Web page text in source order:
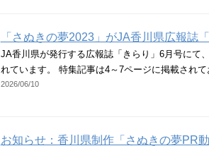
「さぬきの夢2023」がJA香川県広報誌
JA香川県が発行する広報誌「きらり」6月号にて
れています。 特集記事は4～7ページに掲載されて
2026/06/10
お知らせ：香川県制作「さぬきの夢PR